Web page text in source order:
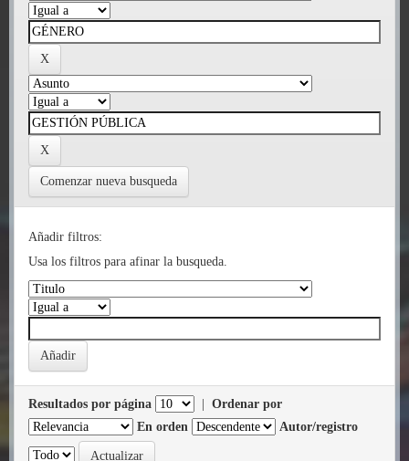
Comenzar nueva busqueda
Añadir filtros:
Usa los filtros para afinar la busqueda.
Resultados por página
Ordenar por
En orden
Autor/registro